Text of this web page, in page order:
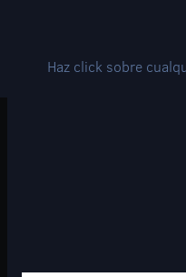
Haz click sobre